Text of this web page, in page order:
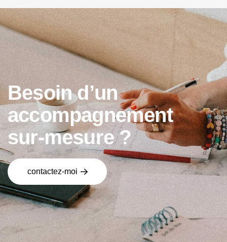
Besoin d’un
accompagnement
sur-mesure ?
contactez-moi